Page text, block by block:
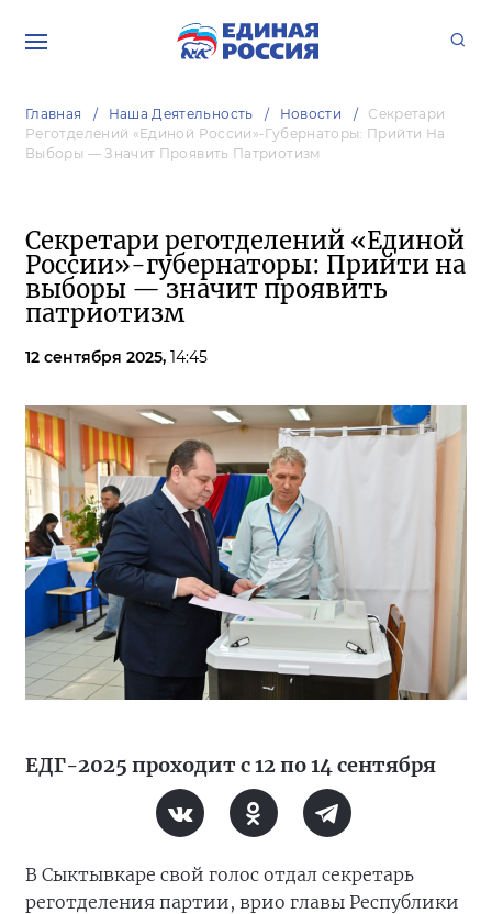
Главная Наша Деятельность Новости
Секретари
Реготделений «Единой России»-Губернаторы: Прийти На
Выборы — Значит Проявить Патриотизм
Секретари реготделений «Единой
России»-губернаторы: Прийти на
выборы — значит проявить
патриотизм
12 сентября 2025, 14:45
ЕДГ-2025 проходит с 12 по 14 сентября
В Сыктывкаре свой голос отдал секретарь
реготделения партии, врио главы Республики